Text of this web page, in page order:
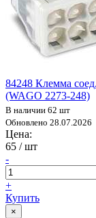
84248 Клемма
(WAGO 2273-248)
В наличии 62 шт
Обновлено 28.07.2026
Цена:
65 / шт
-
+
Купить
×